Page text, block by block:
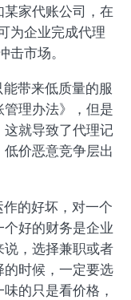
家代账公司，在
为企业完成代理
击市场。
带来低质量的服
理办法》，但是
就导致了代理记
价恶意竞争层出
的好坏，对一个
好的财务是企业
，选择兼职或者
时候，一定要选
的只是看价格，